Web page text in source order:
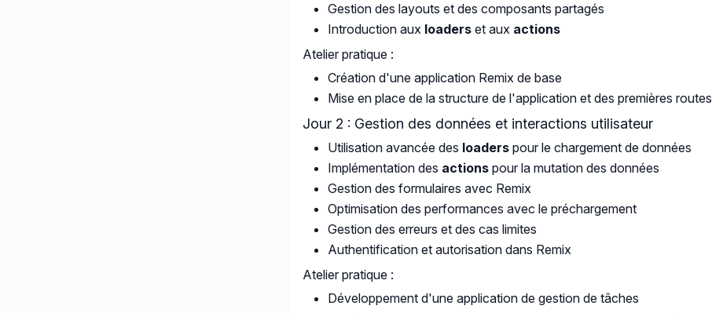
Gestion des layouts et des composants partagés
Introduction aux loaderset aux actions
Atelier pratique :
Création d'une application Remix de base
Mise en place de la structure de l'application et des premières routes
Jour 2 : Gestion des données et interactions utilisateur
Utilisation avancée des loaderspour le chargement de données
Implémentation des actionspour la mutation des données
Gestion des formulaires avec Remix
Optimisation des performances avec le préchargement
Gestion des erreurs et des cas limites
Authentification et autorisation dans Remix
Atelier pratique :
Développement d'une application de gestion de tâches